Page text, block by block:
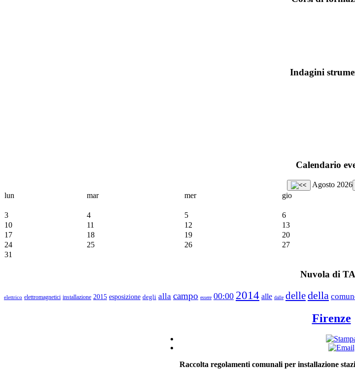
Indagini
Calendario
Agosto 2026
lun
mar mer gio
3
4 5 6
10
11 12 13
17
18 19 20
24
25 26 27
31
Nuvola di
elettrico elettromagnetici installazione 2015 esposizione degli alla campo essere 00:00 2014 alle dalle delledella
Firenze
Raccolta regolamenti comunali per installazione